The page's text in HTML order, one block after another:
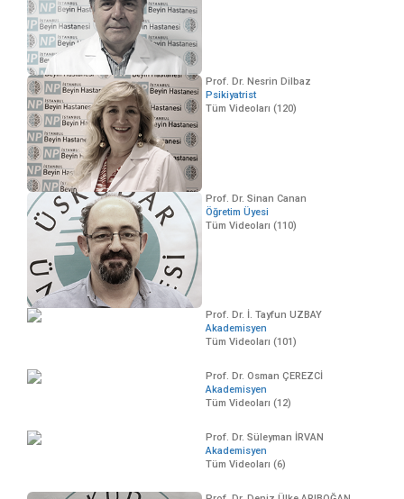
Prof. Dr. Nesrin Dilbaz
Psikiyatrist
Tüm Videoları (120)
Prof. Dr. Sinan Canan
Öğretim Üyesi
Tüm Videoları (110)
Prof. Dr. İ. Tayfun UZBAY
Akademisyen
Tüm Videoları (101)
Prof. Dr. Osman ÇEREZCİ
Akademisyen
Tüm Videoları (12)
Prof. Dr. Süleyman İRVAN
Akademisyen
Tüm Videoları (6)